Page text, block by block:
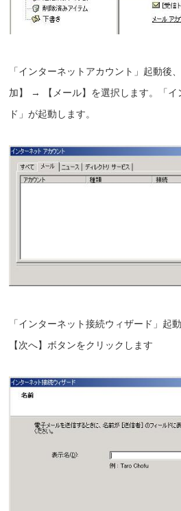
「インターネットアカウント」起動後
加】 → 【メール】を選択します。「イ
ド」が起動します。
「インターネット接続ウィザード」起
【次へ】ボタンをクリックします